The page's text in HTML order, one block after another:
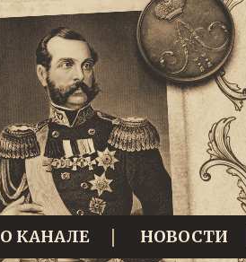
О КАНАЛЕ НОВОСТИ